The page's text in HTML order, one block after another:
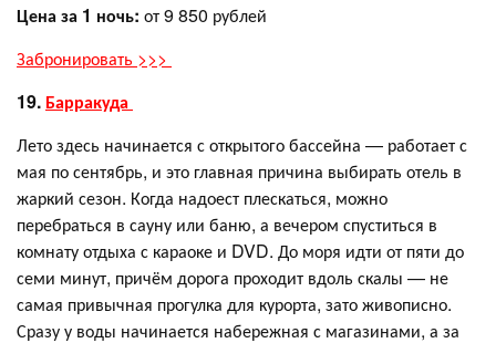
Цена за 1 ночь: от 9 850 рублей
Забронировать >>>
19. Барракуда
Лето здесь начинается с открытого бассейна — работает с
мая по сентябрь, и это главная причина выбирать отель в
жаркий сезон. Когда надоест плескаться, можно
перебраться в сауну или баню, а вечером спуститься в
комнату отдыха с караоке и DVD. До моря идти от пяти до
семи минут, причём дорога проходит вдоль скалы — не
самая привычная прогулка для курорта, зато живописно.
Сразу у воды начинается набережная с магазинами, а за